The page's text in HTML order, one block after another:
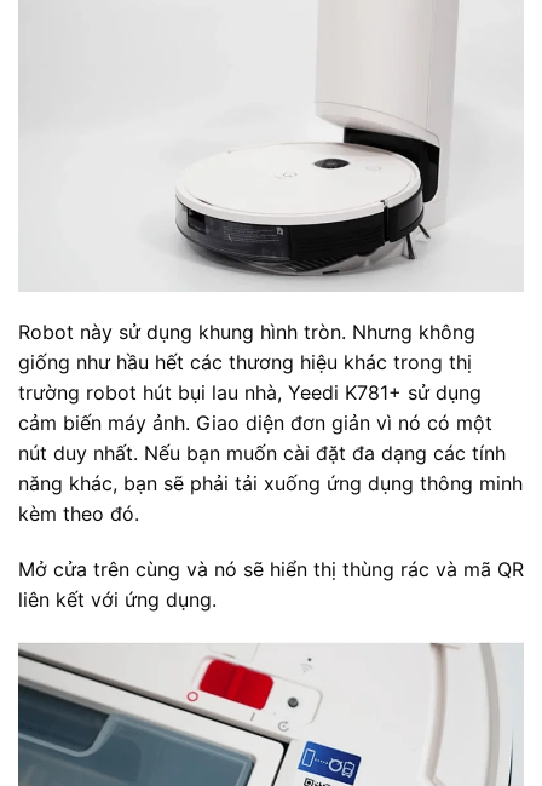
Robot này sử dụng khung hình tròn. Nhưng không
giống như hầu hết các thương hiệu khác trong thị
trường robot hút bụi lau nhà, Yeedi K781+ sử dụng
cảm biến máy ảnh. Giao diện đơn giản vì nó có một
nút duy nhất. Nếu bạn muốn cài đặt đa dạng các tính
năng khác, bạn sẽ phải tải xuống ứng dụng thông minh
kèm theo đó.
Mở cửa trên cùng và nó sẽ hiển thị thùng rác và mã QR
liên kết với ứng dụng.